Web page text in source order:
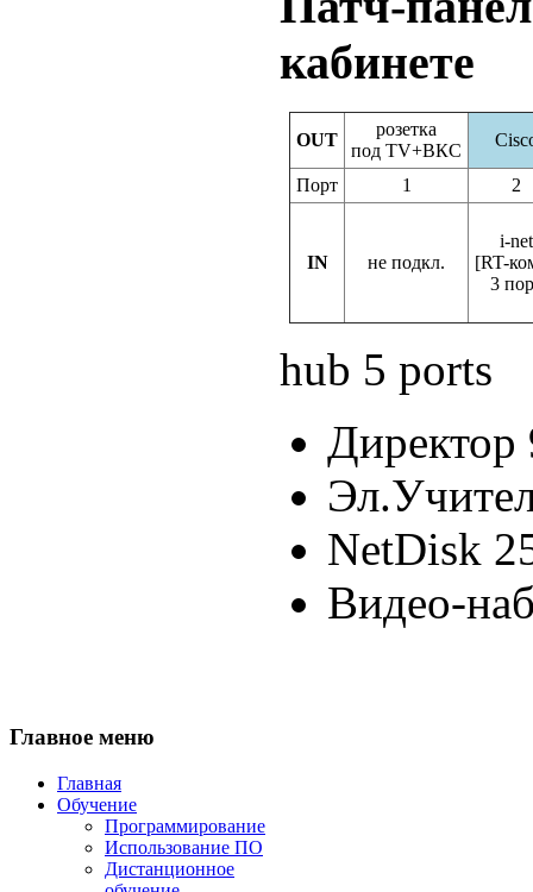
кабинете
OUT
розетка
под TV+ВКС
Порт 1 2
IN не подкл.
i-net
[RT-
3
hub 5 ports
Директор
NetDisk
Видео-
Главное меню
Главная
Обучение
Программирование
Использование ПО
Дистанционное